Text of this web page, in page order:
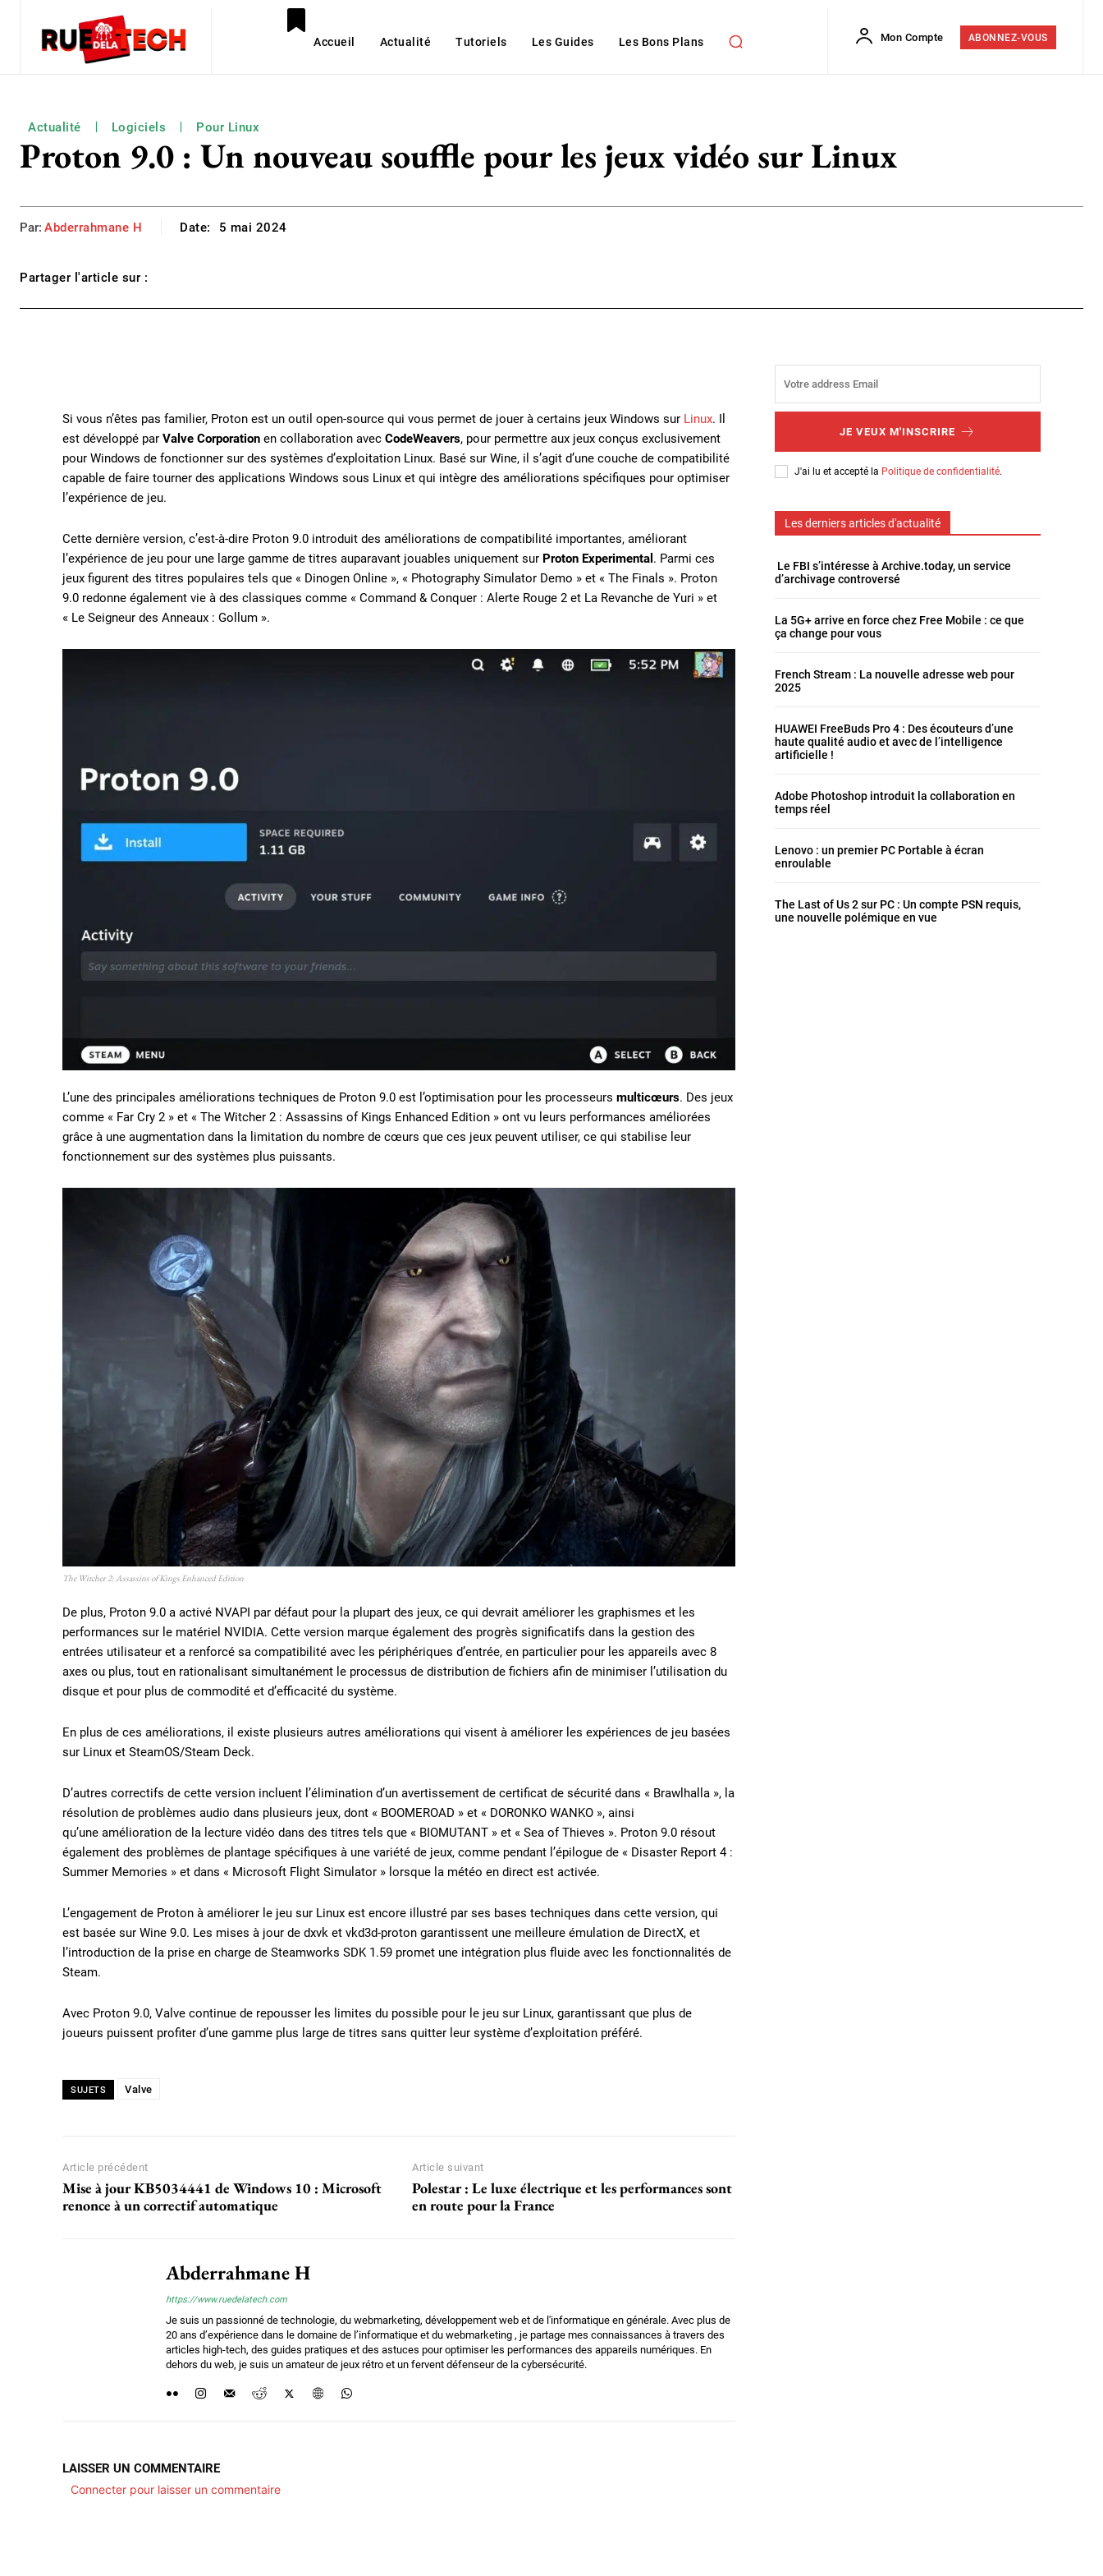
Accueil Actualité Tutoriels Les Guides Les Bons Plans Mon Compte ABONNEZ-VOUS
Actualité Logiciels Pour Linux
Proton 9.0 : Un nouveau souffle pour les jeux vidéo sur Linux
Par: Abderrahmane H Date: 5 mai 2024
Partager l'article sur :
Si vous n’êtes pas familier, Proton est un outil open-source qui vous permet de jouer à certains jeux Windows sur Linux. Il
est développé par Valve Corporation en collaboration avec CodeWeavers, pour permettre aux jeux conçus exclusivement
pour Windows de fonctionner sur des systèmes d’exploitation Linux. Basé sur Wine, il s’agit d’une couche de compatibilité
capable de faire tourner des applications Windows sous Linux et qui intègre des améliorations spécifiques pour optimiser
l’expérience de jeu.
Cette dernière version, c’est-à-dire Proton 9.0 introduit des améliorations de compatibilité importantes, améliorant
l’expérience de jeu pour une large gamme de titres auparavant jouables uniquement sur Proton Experimental . Parmi ces
jeux figurent des titres populaires tels que « Dinogen Online », « Photography Simulator Demo » et « The Finals ». Proton
9.0 redonne également vie à des classiques comme « Command & Conquer : Alerte Rouge 2 et La Revanche de Yuri » et
« Le Seigneur des Anneaux : Gollum ».
L’une des principales améliorations techniques de Proton 9.0 est l’optimisation pour les processeurs multicœurs. Des jeux
comme « Far Cry 2 » et « The Witcher 2 : Assassins of Kings Enhanced Edition » ont vu leurs performances améliorées
grâce à une augmentation dans la limitation du nombre de cœurs que ces jeux peuvent utiliser, ce qui stabilise leur
fonctionnement sur des systèmes plus puissants.
The Witcher 2: Assassins of Kings Enhanced Edition
De plus, Proton 9.0 a activé NVAPI par défaut pour la plupart des jeux, ce qui devrait améliorer les graphismes et les
performances sur le matériel NVIDIA. Cette version marque également des progrès significatifs dans la gestion des
entrées utilisateur et a renforcé sa compatibilité avec les périphériques d’entrée, en particulier pour les appareils avec 8
axes ou plus, tout en rationalisant simultanément le processus de distribution de fichiers afin de minimiser l’utilisation du
disque et pour plus de commodité et d’efficacité du système.
En plus de ces améliorations, il existe plusieurs autres améliorations qui visent à améliorer les expériences de jeu basées
sur Linux et SteamOS/Steam Deck.
D’autres correctifs de cette version incluent l’élimination d’un avertissement de certificat de sécurité dans « Brawlhalla », la
résolution de problèmes audio dans plusieurs jeux, dont « BOOMEROAD » et « DORONKO WANKO », ainsi
qu’une amélioration de la lecture vidéo dans des titres tels que « BIOMUTANT » et « Sea of Thieves ». Proton 9.0 résout
également des problèmes de plantage spécifiques à une variété de jeux, comme pendant l’épilogue de « Disaster Report 4 :
Summer Memories » et dans « Microsoft Flight Simulator » lorsque la météo en direct est activée.
L’engagement de Proton à améliorer le jeu sur Linux est encore illustré par ses bases techniques dans cette version, qui
est basée sur Wine 9.0. Les mises à jour de dxvk et vkd3d-proton garantissent une meilleure émulation de DirectX, et
l’introduction de la prise en charge de Steamworks SDK 1.59 promet une intégration plus fluide avec les fonctionnalités de
Steam.
Avec Proton 9.0, Valve continue de repousser les limites du possible pour le jeu sur Linux, garantissant que plus de
joueurs puissent profiter d’une gamme plus large de titres sans quitter leur système d’exploitation préféré.
SUJETS Valve
Article précédent
Mise à jour KB5034441 de Windows 10 : Microsoft
renonce à un correctif automatique
Article suivant
Polestar : Le luxe électrique et les performances sont
en route pour la France
Abderrahmane H
https://www.ruedelatech.com
Je suis un passionné de technologie, du webmarketing, développement web et de l'informatique en générale. Avec plus de
20 ans d’expérience dans le domaine de l’informatique et du webmarketing , je partage mes connaissances à travers des
articles high-tech, des guides pratiques et des astuces pour optimiser les performances des appareils numériques. En
dehors du web, je suis un amateur de jeux rétro et un fervent défenseur de la cybersécurité.
LAISSER UN COMMENTAIRE
Connecter pour laisser un commentaire
JE VEUX M'INSCRIRE
J'ai lu et accepté la Politique de confidentialité.
Les derniers articles d'actualité
Le FBI s’intéresse à Archive.today, un service
d’archivage controversé
La 5G+ arrive en force chez Free Mobile : ce que
ça change pour vous
French Stream : La nouvelle adresse web pour
2025
HUAWEI FreeBuds Pro 4 : Des écouteurs d’une
haute qualité audio et avec de l’intelligence
artificielle !
Adobe Photoshop introduit la collaboration en
temps réel
Lenovo : un premier PC Portable à écran
enroulable
The Last of Us 2 sur PC : Un compte PSN requis,
une nouvelle polémique en vue